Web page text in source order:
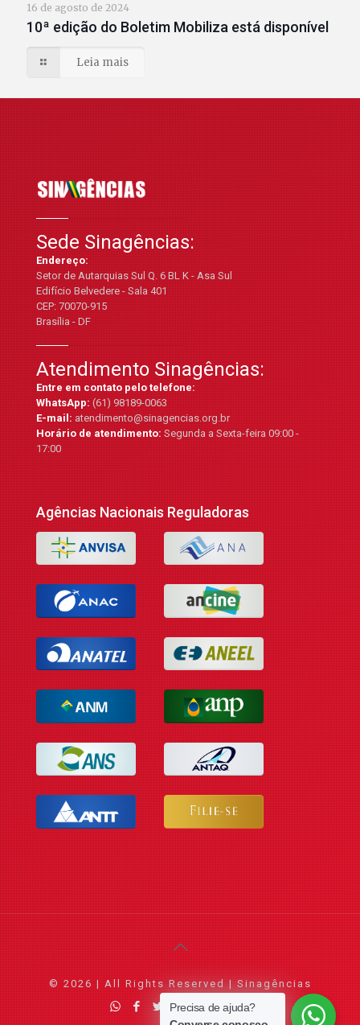
16 de agosto de 2024
10ª edição do Boletim Mobiliza está disponível
Leia mais
Sede Sinagências:
Endereço:
Setor de Autarquias Sul Q. 6 BL K - Asa Sul
Edifício Belvedere - Sala 401
CEP: 70070-915
Brasília - DF
Atendimento Sinagências:
Entre em contato pelo telefone:
WhatsApp:(61) 98189-0063
E-mail:atendimento@sinagencias.org.br
Horário de atendimento:Segunda a Sexta-feira 09:00 -
17:00
Agências Nacionais Reguladoras
© 2026 | All Rights Reserved | Sinagências
Precisa de ajuda?